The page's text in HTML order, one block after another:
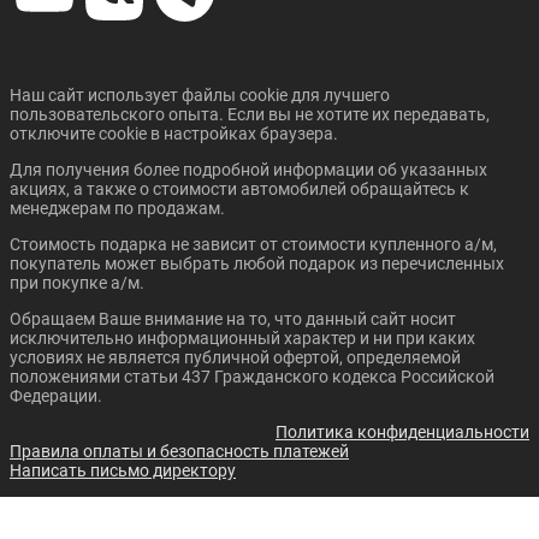
Цена от:
1 494 720 ₽
В кредит от:
20 394 ₽/мес.
Цена от:
1 419 820 ₽
В кредит от:
19 372 ₽/мес.
OMODA C5
1 488 820 ₽
В кредит от:
20 313 ₽/мес.
Цена от:
1 488 820 ₽
20 313 ₽/мес.
1 563 820 ₽
FORD FIESTA СЕДАН
Цена от:
575 320 ₽
В кредит от:
7 850 ₽/мес.
FORD FOCUS СЕДАН
Цена от:
760 720 ₽
В кредит от:
FORD MONDEO GEELY EMGRAND
Наш сайт использует файлы cookie для лучшего
пользовательского опыта. Если вы не хотите их передавать,
отключите cookie в настройках браузера.
Для получения более подробной информации об указанных
акциях, а также о стоимости автомобилей обращайтесь к
менеджерам по продажам.
Стоимость подарка не зависит от стоимости купленного а/м,
покупатель может выбрать любой подарок из перечисленных
при покупке а/м.
Обращаем Ваше внимание на то, что данный сайт носит
исключительно информационный характер и ни при каких
условиях не является публичной офертой, определяемой
положениями статьи 437 Гражданского кодекса Российской
Федерации.
Политика конфиденциальности
Правила оплаты и безопасность платежей
Написать письмо директору